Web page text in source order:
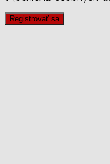
Registrovať sa